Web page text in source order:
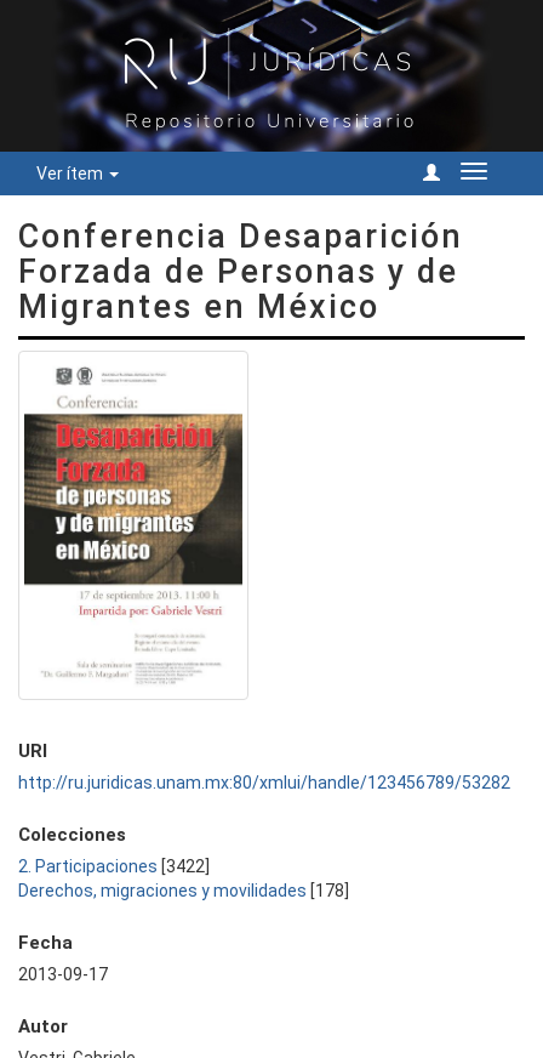
Ver ítem
Cambiar
Conferencia Desaparición
Forzada de Personas y de
Migrantes en México
URI
http://ru.juridicas.unam.mx:80/xmlui/handle/123456789/53282
Colecciones
2. Participaciones [3422]
Derechos, migraciones y movilidades [178]
Fecha
2013-09-17
Autor